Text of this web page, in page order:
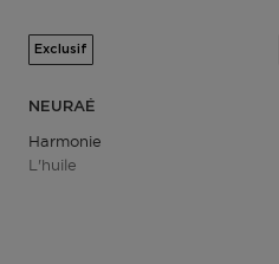
Exclusif
NEURAÉ
Harmonie
L'huile